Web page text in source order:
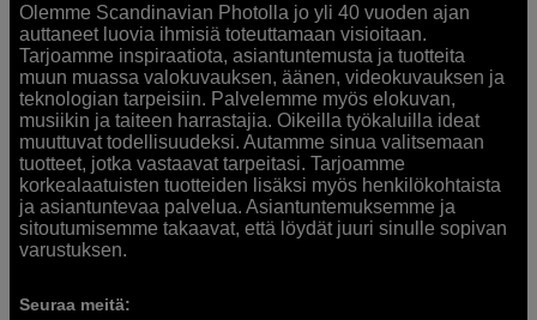
Olemme Scandinavian Photolla jo yli 40 vuoden ajan
auttaneet luovia ihmisiä toteuttamaan visioitaan.
Tarjoamme inspiraatiota, asiantuntemusta ja tuotteita
muun muassa valokuvauksen, äänen, videokuvauksen ja
teknologian tarpeisiin. Palvelemme myös elokuvan,
musiikin ja taiteen harrastajia. Oikeilla työkaluilla ideat
muuttuvat todellisuudeksi. Autamme sinua valitsemaan
tuotteet, jotka vastaavat tarpeitasi. Tarjoamme
korkealaatuisten tuotteiden lisäksi myös henkilökohtaista
ja asiantuntevaa palvelua. Asiantuntemuksemme ja
sitoutumisemme takaavat, että löydät juuri sinulle sopivan
varustuksen.
Seuraa meitä: